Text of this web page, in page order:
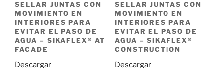
SELLAR JUNTAS CON
MOVIMIENTO EN
INTERIORES PARA
EVITAR EL PASO DE
AGUA – SIKAFLEX® AT
FACADE
Descargar
SELLAR JUNTAS CON
MOVIMIENTO EN
INTERIORES PARA
EVITAR EL PASO DE
AGUA – SIKAFLEX®
CONSTRUCTION
Descargar